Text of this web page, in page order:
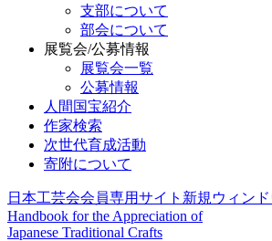
支部について
部会について
展覧会/公募情報
展覧会一覧
公募情報
人間国宝紹介
作家検索
次世代育成活動
寄附について
日本工芸会会員専用サイト 新規ウィン
Handbook for the Appreciation of
Japanese Traditional Crafts